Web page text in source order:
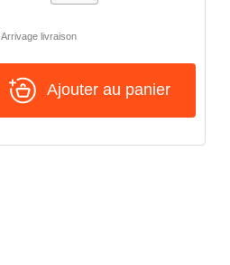
Arrivage livraison
Ajouter au panier